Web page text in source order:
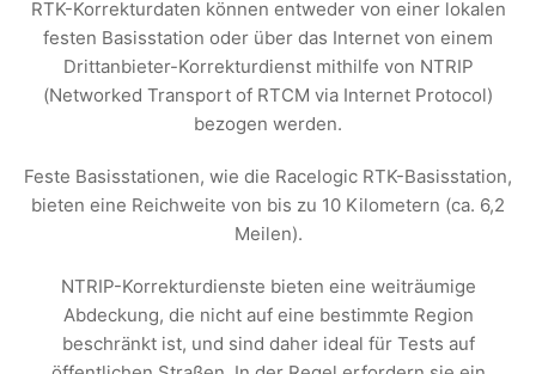
RTK-Korrekturdaten können entweder von einer lokalen
festen Basisstation oder über das Internet von einem
Drittanbieter-Korrekturdienst mithilfe von NTRIP
(Networked Transport of RTCM via Internet Protocol)
bezogen werden.
Feste Basisstationen, wie die Racelogic RTK-Basisstation,
bieten eine Reichweite von bis zu 10 Kilometern (ca. 6,2
Meilen).
NTRIP-Korrekturdienste bieten eine weiträumige
Abdeckung, die nicht auf eine bestimmte Region
beschränkt ist, und sind daher ideal für Tests auf